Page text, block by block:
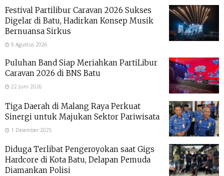
Festival Partilibur Caravan 2026 Sukses
Digelar di Batu, Hadirkan Konsep Musik
Bernuansa Sirkus
9 Agustus 2026
Puluhan Band Siap Meriahkan PartiLibur
Caravan 2026 di BNS Batu
22 Juni 2026
Tiga Daerah di Malang Raya Perkuat
Sinergi untuk Majukan Sektor Pariwisata
1 Desember 2025
Diduga Terlibat Pengeroyokan saat Gigs
Hardcore di Kota Batu, Delapan Pemuda
Diamankan Polisi